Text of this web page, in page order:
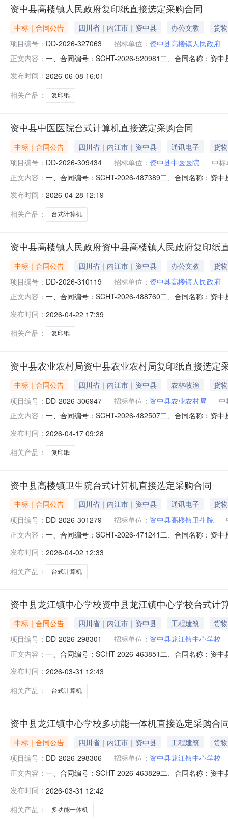
资中县高楼镇人民政府复印纸直接选定采购合同
中标｜合同公告 四川省｜内江市｜资中县 办公文教
货物
项目编号： DD-2026-327063 招标单位： 资中县高楼镇人民政府
正文内容： 一、合同编号：SCHT-2026-520981二、合同名称：资
联达计算机经营部地址：四川省内江市资中县水南镇成
发布时间： 2026-06-08 16:01
相关产品：
复印纸
资中县中医医院台式计算机直接选定采购合同
中标｜合同公告 四川省｜内江市｜资中县 通讯电子
货物
项目编号： DD-2026-309434 招标单位： 资中县中医医院
中标
正文内容： 一、合同编号：SCHT-2026-487389二、合同名称：资
江市资中县水南镇成渝上街23号联系方式：
发布时间： 2026-04-28 12:19
相关产品：
台式计算机
资中县高楼镇人民政府资中县高楼镇人民政府复印纸
中标｜合同公告 四川省｜内江市｜资中县 办公文教
货物
项目编号： DD-2026-310119 招标单位： 资中县高楼镇人民政府
正文内容： 一、合同编号：SCHT-2026-488760二、合同名称：资
计算机经营部地址：四川省内江市资中县水南镇成渝上
发布时间： 2026-04-22 17:39
相关产品：
复印纸
资中县农业农村局资中县农业农村局复印纸直接选定
中标｜合同公告 四川省｜内江市｜资中县 农林牧渔
货物
项目编号： DD-2026-306947 招标单位： 资中县农业农村局
中
正文内容： 一、合同编号：SCHT-2026-482507二、合同名称：资
址：四川省内江市资中县水南镇成渝上街23号联系方式
发布时间： 2026-04-17 09:28
相关产品：
复印纸
资中县高楼镇卫生院台式计算机直接选定采购合同
中标｜合同公告 四川省｜内江市｜资中县 通讯电子
货物
项目编号： DD-2026-301279 招标单位： 资中县高楼镇卫生院
正文内容： 一、合同编号：SCHT-2026-471241二、合同名称：资
内江市资中县水南镇成渝上街23号联系方式：
发布时间： 2026-04-02 12:33
相关产品：
台式计算机
资中县龙江镇中心学校资中县龙江镇中心学校台式计
中标｜合同公告 四川省｜内江市｜资中县 工程建筑
货物
项目编号： DD-2026-298301 招标单位： 资中县龙江镇中心学校
正文内容： 一、合同编号：SCHT-2026-463851二、合同名称：资
内江市资中县水南镇成渝上街23号联系方式：
发布时间： 2026-03-31 12:43
相关产品：
台式计算机
资中县龙江镇中心学校多功能一体机直接选定采购合
中标｜合同公告 四川省｜内江市｜资中县 工程建筑
货物
项目编号： DD-2026-298306 招标单位： 资中县龙江镇中心学校
正文内容： 一、合同编号：SCHT-2026-463829二、合同名称：资
四川省内江市资中县水南镇成渝上街23号联系方式：
发布时间： 2026-03-31 12:42
相关产品：
多功能一体机